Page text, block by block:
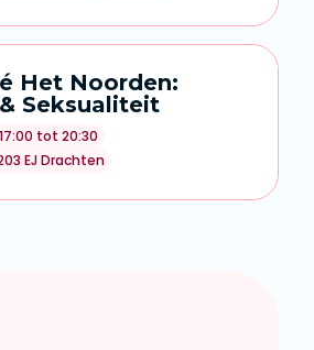
Het Noorden:
Seksualiteit
17:00 tot 20:30
EJ Drachten